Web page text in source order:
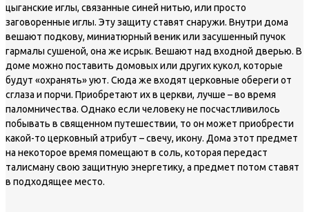
цыганские иглы, связанные синей нитью, или просто
заговоренные иглы. Эту защиту ставят снаружи. Внутри дома
вешают подкову, миниатюрный веник или засушенный пучок
гармалы сушеной, она же исрык. Вешают над входной дверью. В
доме можно поставить домовых или других кукол, которые
будут «охранять» уют. Сюда же входят церковные обереги от
сглаза и порчи. Приобретают их в церкви, лучше – во время
паломничества. Однако если человеку не посчастливилось
побывать в священном путешествии, то он может приобрести
какой-то церковный атрибут – свечу, икону. Дома этот предмет
на некоторое время помещают в соль, которая передаст
талисману свою защитную энергетику, а предмет потом ставят
в подходящее место.